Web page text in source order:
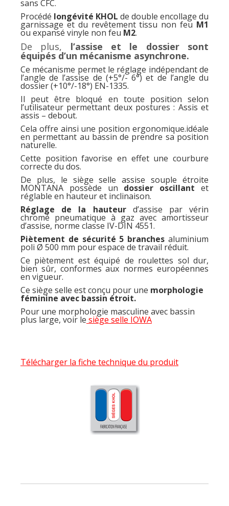
sans CFC.
Procédé longévité KHOL de double encollage du
garnissage et du revêtement tissu non feu M1
ou expansé vinyle non feu M2.
De plus, l’assise et le dossier sont
équipés d’un mécanisme asynchrone.
Ce mécanisme permet le réglage indépendant de
l’angle de l’assise de (+5°/- 6°) et de l’angle du
dossier (+10°/-18°) EN-1335.
Il peut être bloqué en toute position selon
l’utilisateur permettant deux postures : Assis et
assis – debout.
Cela offre ainsi une position ergonomique.idéale
en permettant au bassin de prendre sa position
naturelle.
Cette position favorise en effet une courbure
correcte du dos.
De plus, le siège selle assise souple étroite
MONTANA possède un dossier oscillant et
réglable en hauteur et inclinaison.
Réglage de la hauteur d’assise par vérin
chromé pneumatique à gaz avec amortisseur
d’assise, norme classe IV-DIN 4551.
Piètement de sécurité 5 branches aluminium
poli Ø 500 mm pour espace de travail réduit.
Ce piètement est équipé de roulettes sol dur,
bien sûr, conformes aux normes européennes
en vigueur.
Ce siège selle est conçu pour une morphologie
féminine avec bassin étroit.
Pour une morphologie masculine avec bassin
plus large, voir le siège selle IOWA
Télécharger la fiche technique du produit